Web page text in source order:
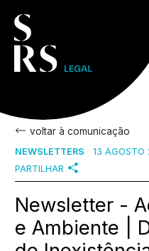
voltar à comunicação
NEWSLETTERS
13 AGOSTO
PARTILHAR
Newsletter -
e Ambiente |